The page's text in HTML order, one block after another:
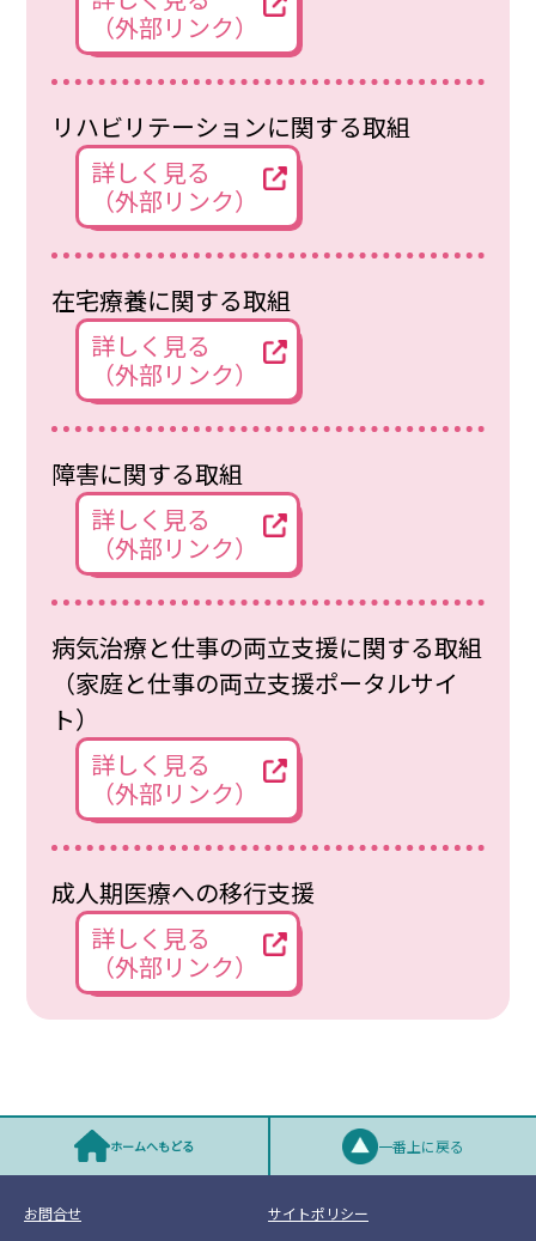
（外部リンク）
リハビリテーションに関する取組
詳しく見る
（外部リンク）
在宅療養に関する取組
詳しく見る
（外部リンク）
障害に関する取組
詳しく見る
（外部リンク）
病気治療と仕事の両立支援に関する取組
（家庭と仕事の両立支援ポータルサイ
ト）
詳しく見る
（外部リンク）
成人期医療への移行支援
詳しく見る
（外部リンク）
ホームへもどる 一番上に戻る
お問合せ サイトポリシー